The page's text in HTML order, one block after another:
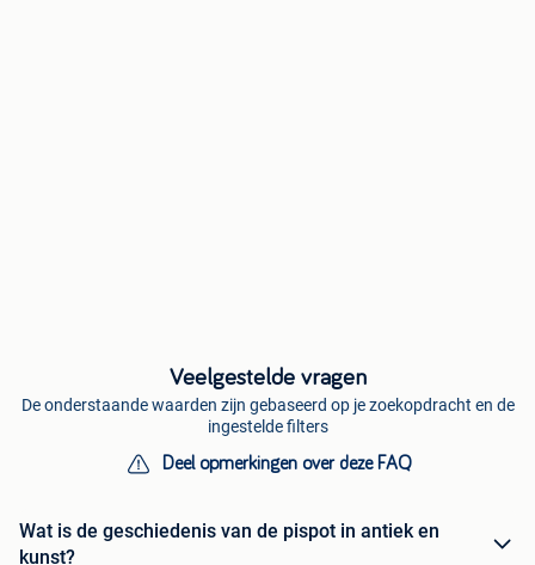
Veelgestelde vragen
De onderstaande waarden zijn gebaseerd op je zoekopdracht en de
ingestelde filters
Deel opmerkingen over deze FAQ
Wat is de geschiedenis van de pispot in antiek en
kunst?